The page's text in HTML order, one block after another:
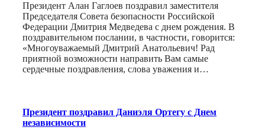
Президент Алан Гаглоев поздравил заместителя
Председателя Совета безопасности Российской
Федерации Дмитрия Медведева с днем рождения. В
поздравительном послании, в частности, говорится:
«Многоуважаемый Дмитрий Анатольевич! Рад
приятной возможности направить Вам самые
сердечные поздравления, слова уважения и…
Президент поздравил Даниэля Ортегу с Днем
независимости